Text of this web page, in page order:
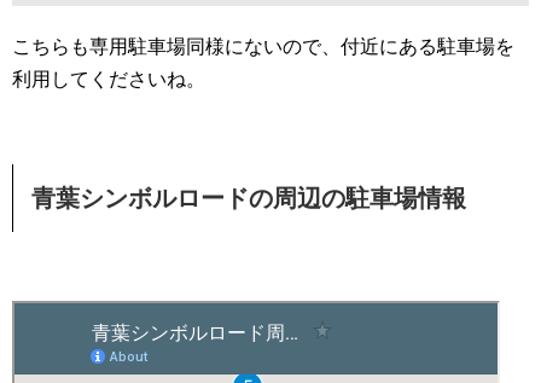
こちらも専用駐車場同様にないので、付近にある駐車場を
利用してくださいね。
青葉シンボルロードの周辺の駐車場情報